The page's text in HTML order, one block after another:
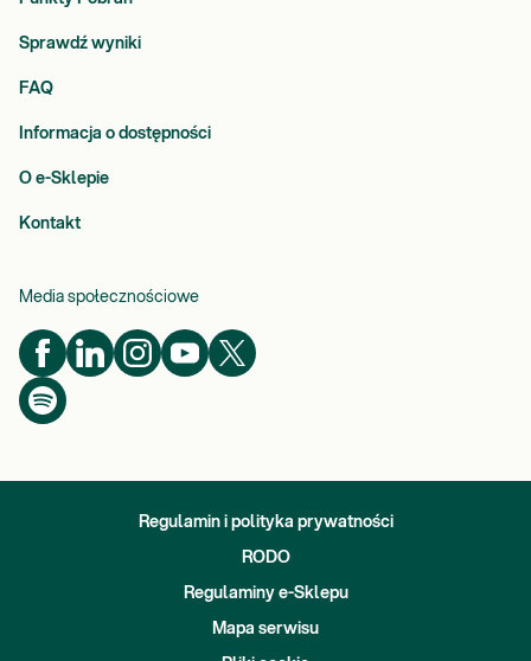
Sprawdź wyniki
FAQ
Informacja o dostępności
O e-Sklepie
Kontakt
Media społecznościowe
Regulamin i polityka prywatności
RODO
Regulaminy e-Sklepu
Mapa serwisu